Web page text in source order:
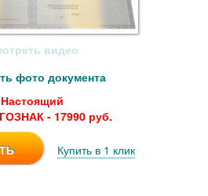
видео
фото документа
Настоящий
- 17990 руб.
Купить в 1 клик